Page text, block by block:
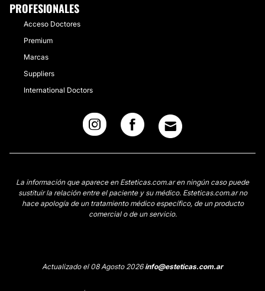
PROFESIONALES
Acceso Doctores
Premium
Marcas
Suppliers
International Doctors
La información que aparece en Esteticas.com.ar en ningún caso puede
sustituir la relación entre el paciente y su médico. Esteticas.com.ar no
hace apología de un tratamiento médico específico, de un producto
comercial o de un servicio.
Actualizado el 08 Agosto 2026info@esteticas.com.ar